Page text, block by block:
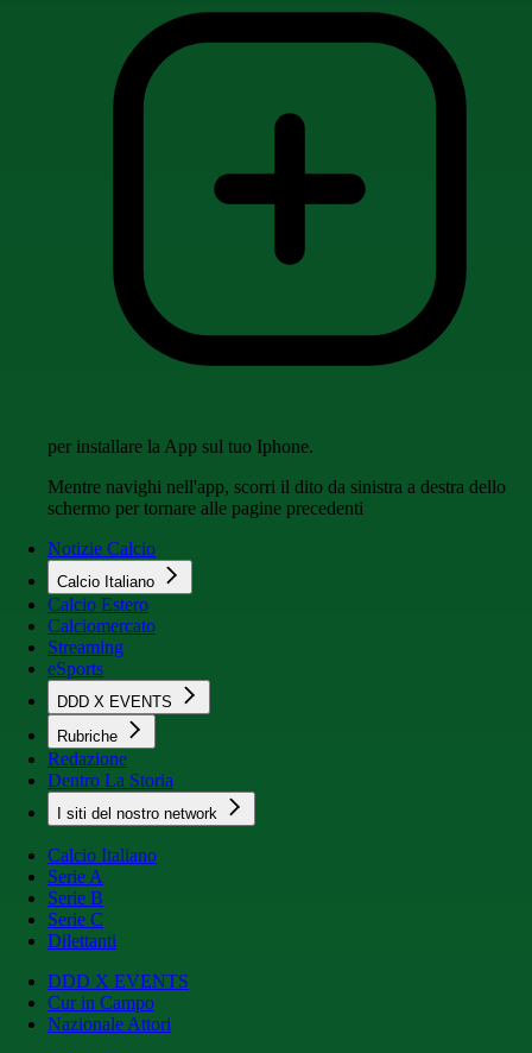
per installare la App sul tuo Iphone.
Mentre navighi nell'app, scorri il dito da sinistra a destra dello
schermo per tornare alle pagine precedenti
Notizie Calcio
Calcio Italiano
Calcio Estero
Calciomercato
Streaming
eSports
DDD X EVENTS
Rubriche
Redazione
Dentro La Storia
I siti del nostro network
Calcio Italiano
Serie A
Serie B
Serie C
Dilettanti
DDD X EVENTS
Cur in Campo
Nazionale Attori